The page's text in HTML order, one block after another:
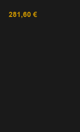
281,60 €